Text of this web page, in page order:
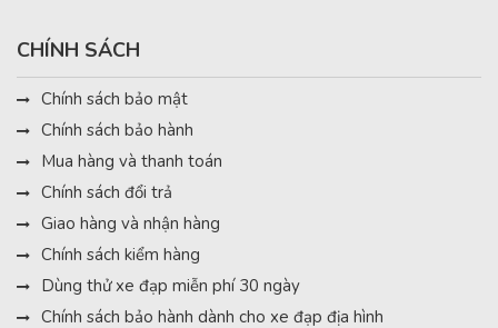
CHÍNH SÁCH
Chính sách bảo mật
Chính sách bảo hành
Mua hàng và thanh toán
Chính sách đổi trả
Giao hàng và nhận hàng
Chính sách kiểm hàng
Dùng thử xe đạp miễn phí 30 ngày
Chính sách bảo hành dành cho xe đạp địa hình